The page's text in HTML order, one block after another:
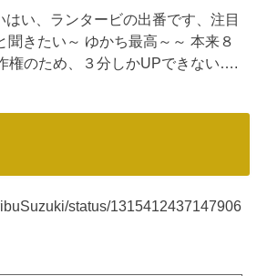
はい、ランタービの出番です、注目
聞きたい～ ゆかち最高～～ 本来８
権のため、３分しかUPできない….
status/1315412437147906